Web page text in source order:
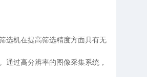
选机在提高筛选精度方面具有无
通过高分辨率的图像采集系统，